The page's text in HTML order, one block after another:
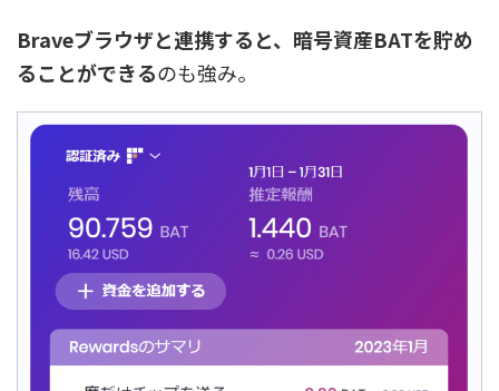
Braveブラウザと連携すると、暗号資産BATを貯め
ることができるのも強み。